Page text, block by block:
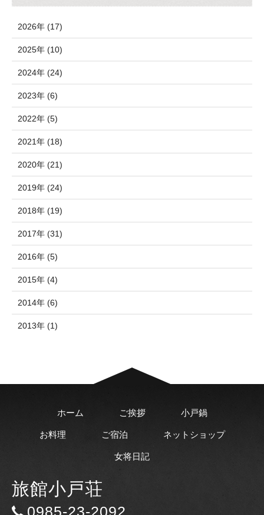
2026年 (17)
2025年 (10)
2024年 (24)
2023年 (6)
2022年 (5)
2021年 (18)
2020年 (21)
2019年 (24)
2018年 (19)
2017年 (31)
2016年 (5)
2015年 (4)
2014年 (6)
2013年 (1)
ホーム ご挨拶 小戸鍋
お料理 ご宿泊 ネットショップ
女将日記
旅館小戸荘
0985-23-2092